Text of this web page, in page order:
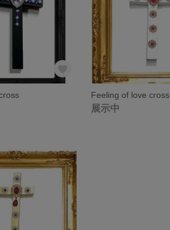
Feeling of love cross
展示中